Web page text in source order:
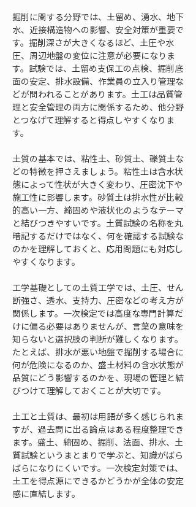
掘削に関する分野では、土留め、湧水、地下
水、近接構造物への影響、安全対策が重要で
す。掘削深さが大きくなるほど、土圧や水
圧、周辺地盤の変位に注意が必要になりま
す。試験では、土留め支保工の点検、掘削底
面の安定、排水設備、作業員の立入り管理な
どが問われることがあります。土工は品質管
理と安全管理の両方に関係するため、他分野
とつなげて理解すると得点しやすくなりま
す。
土質の基本では、粘性土、砂質土、礫質土な
どの特徴を押さえましょう。粘性土は含水状
態によって性状が大きく変わり、圧密沈下や
施工性に影響します。砂質土は排水性が比較
的高い一方、締固めや液状化のようなテーマ
と結びつきやすいです。土質試験の名称を丸
暗記するだけではなく、何を確認する試験な
のかを理解しておくと、応用問題にも対応し
やすくなります。
工学基礎としての土質工学では、土圧、せん
断強さ、透水、支持力、圧密などの考え方が
関係します。一次検定では高度な専門計算だ
けに偏る必要はありませんが、言葉の意味を
知らないと選択肢の判断が難しくなります。
たとえば、排水が悪い地盤で掘削する場合に
何が危険になるのか、盛土材料の含水状態が
品質にどう影響するのかを、現場の管理と結
びつけて理解しておくことが大切です。
土工と土質は、最初は用語が多く感じられま
すが、過去問に出る論点はある程度整理でき
ます。盛土、締固め、掘削、法面、排水、土
質試験というまとまりで学ぶと、知識がばら
ばらになりにくいです。一次検定対策では、
土工を得点源にできるかどうかが全体の安定
感に直結します。